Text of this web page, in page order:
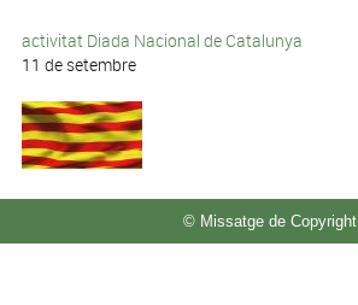
activitat Diada Nacional de Catalunya
11 de setembre
© Missatge de Copyright